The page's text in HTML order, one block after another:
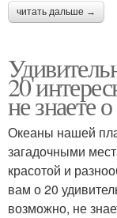
читать дальше →
20
не знаете
Океаны нашей
загадочными
красотой и
вам о 20
возможно, не